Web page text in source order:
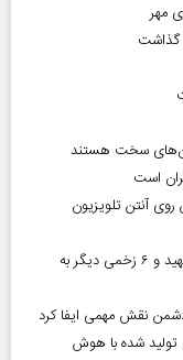
سخت هستند
است
آمار شهدای غزه به ۷۳ هزار و ۳۸۴ نفر رسید؛ ۲ شهید و ۶ زخمی دیگر به
دشمن نقش مهمی ایفا کرد
تولید شده با هوش